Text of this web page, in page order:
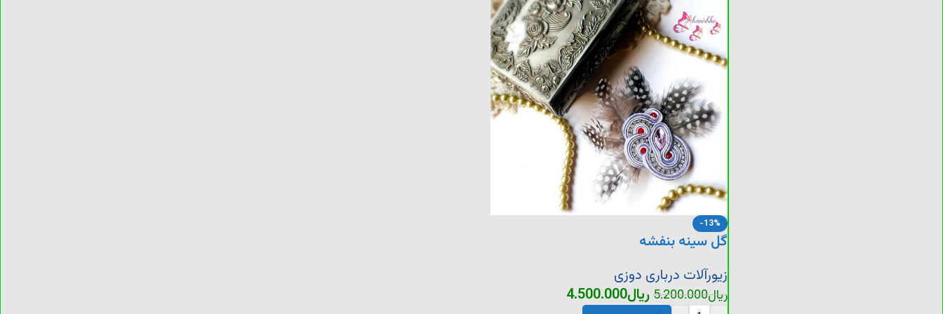
-13%
گل سینه بنفشه
زیورآلات درباری دوزی
ریال5.200.000ریال4.500.000